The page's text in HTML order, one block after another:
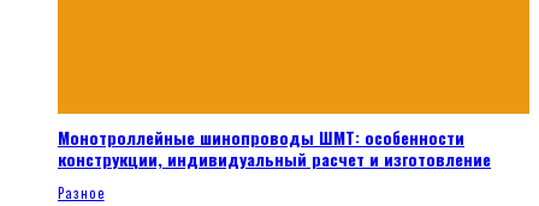
Монотроллейные шинопроводы ШМТ: особенности
конструкции, индивидуальный расчет и изготовление
Разное